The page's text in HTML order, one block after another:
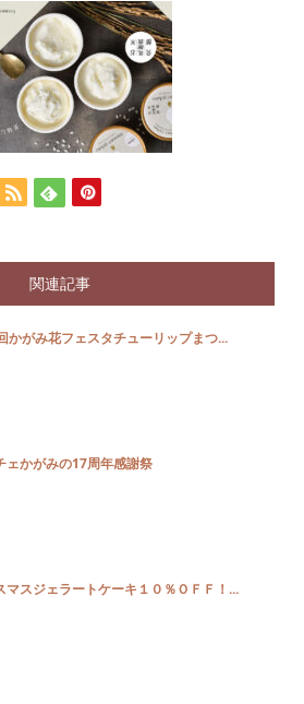
関連記事
かがみ花フェスタチューリップまつ...
ェかがみの17周年感謝祭
マスジェラートケーキ１０％ＯＦＦ！...